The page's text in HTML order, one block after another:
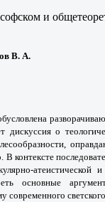
и
В. А.
дискуссия о
В контексте
атеистической
основные
современного